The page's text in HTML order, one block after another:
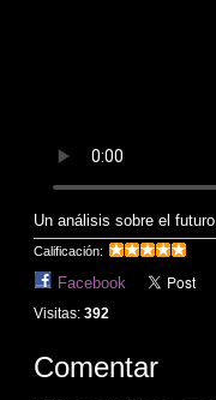
Un análisis sobre el
Calificación:
Facebook
Visitas: 392
Comentar